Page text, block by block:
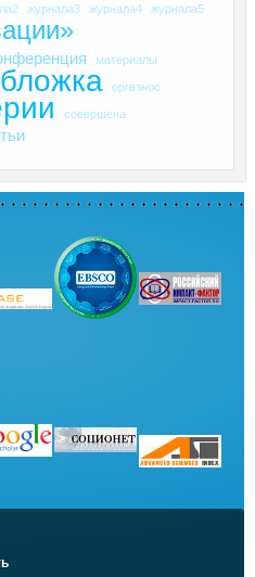
журнала3 журнала4 журнала5
материалы
оргвзнос
совершена